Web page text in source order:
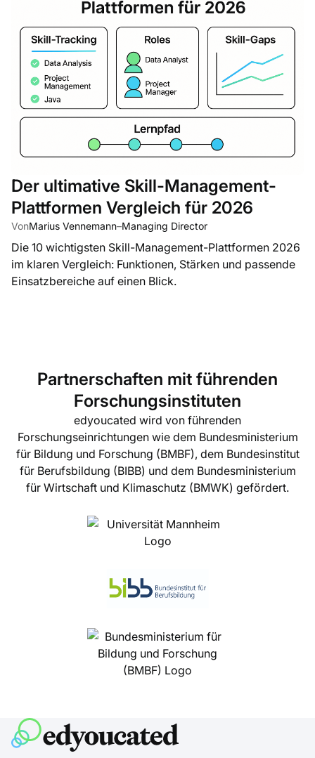
Der ultimative Skill-Management-
Plattformen Vergleich für 2026
VonMarius Vennemann–Managing Director
Die 10 wichtigsten Skill-Management-Plattformen 2026
im klaren Vergleich: Funktionen, Stärken und passende
Einsatzbereiche auf einen Blick.
Partnerschaften mit führenden
Forschungsinstituten
edyoucated wird von führenden
Forschungseinrichtungen wie dem Bundesministerium
für Bildung und Forschung (BMBF), dem Bundesinstitut
für Berufsbildung (BIBB) und dem Bundesministerium
für Wirtschaft und Klimaschutz (BMWK) gefördert.